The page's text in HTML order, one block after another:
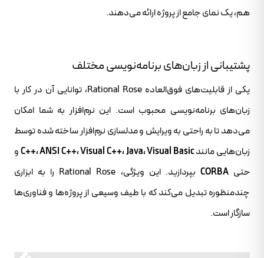
هم، یک نمای جامع از پروژه ارائه می‌دهند.
پشتیبانی از زبان‌های برنامه‌نویسی مختلف
یکی از قابلیت‌های فوق‌العاده Rational Rose، توانایی آن در کار با
زبان‌های برنامه‌نویسی محبوب است. این نرم‌افزار به شما امکان
می‌دهد تا به راحتی به ویرایش و مدلسازی نرم‌افزار ساخته شده توسط
زبان‌هایی مانندC++، ANSI C++، Visual C++، Java، Visual Basicو
حتیCORBA
بپردازید. این ویژگی، Rational Rose را به ابزاری
چندمنظوره تبدیل می‌کند که با طیف وسیعی از پروژه‌ها و فناوری‌ها
سازگار است.